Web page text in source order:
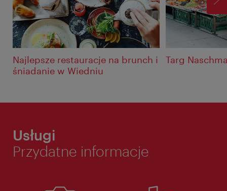
Najlepsze restauracje na brunch i
śniadanie w Wiedniu
Targ
Usługi
Przydatne informacje